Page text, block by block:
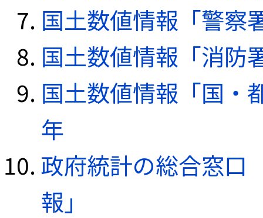
国土数値情報「警察
国土数値情報「消防
国土数値情報「国・
年
政府統計の総合窓口
報」